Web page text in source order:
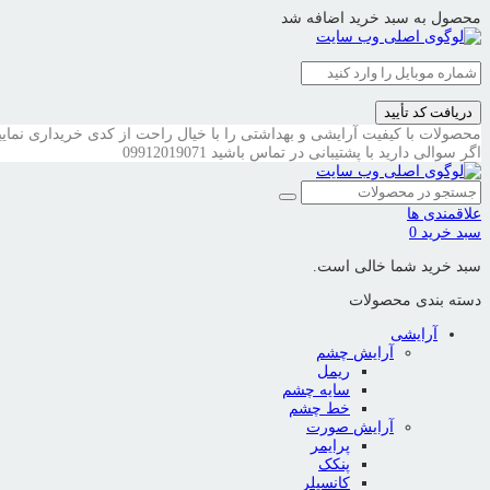
محصول به سبد خرید اضافه شد
دریافت کد تأیید
محصولات با کیفیت آرایشی و بهداشتی را با خیال راحت از کدی خریداری
اگر سوالی دارید با پشتیبانی در تماس باشید 09912019071
علاقمندی ها
سبد خرید 0
سبد خرید شما خالی است.
دسته بندی محصولات
آرایشی
آرایش چشم
ریمل
سایه چشم
خط چشم
آرایش صورت
پرایمر
پنکک
کانسیلر